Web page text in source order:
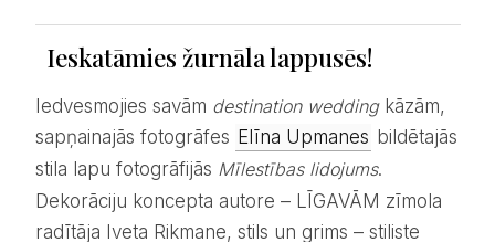
Ieskatāmies žurnāla lappusēs!
Iedvesmojies savām destination weddingkāzām,
sapņainajās fotogrāfes Elīna Upmanes bildētajās
stila lapu fotogrāfijās Mīlestības lidojums.
Dekorāciju koncepta autore – LĪGAVĀM zīmola
radītāja Iveta Rikmane, stils un grims – stiliste